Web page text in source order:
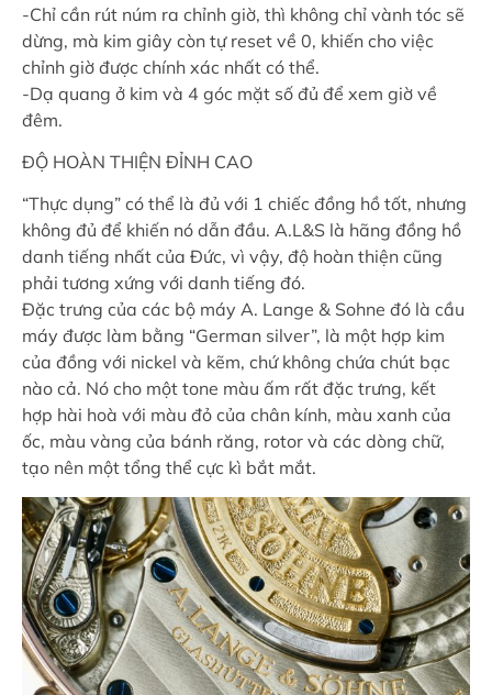
-Chỉ cần rút núm ra chỉnh giờ, thì không chỉ vành tóc sẽ
dừng, mà kim giây còn tự reset về 0, khiến cho việc
chỉnh giờ được chính xác nhất có thể.
-Dạ quang ở kim và 4 góc mặt số đủ để xem giờ về
đêm.
ĐỘ HOÀN THIỆN ĐỈNH CAO
“Thực dụng” có thể là đủ với 1 chiếc đồng hồ tốt, nhưng
không đủ để khiến nó dẫn đầu. A.L&S là hãng đồng hồ
danh tiếng nhất của Đức, vì vậy, độ hoàn thiện cũng
phải tương xứng với danh tiếng đó.
Đặc trưng của các bộ máy A. Lange & Sohne đó là cầu
máy được làm bằng “German silver”, là một hợp kim
của đồng với nickel và kẽm, chứ không chứa chút bạc
nào cả. Nó cho một tone màu ấm rất đặc trưng, kết
hợp hài hoà với màu đỏ của chân kính, màu xanh của
ốc, màu vàng của bánh răng, rotor và các dòng chữ,
tạo nên một tổng thể cực kì bắt mắt.